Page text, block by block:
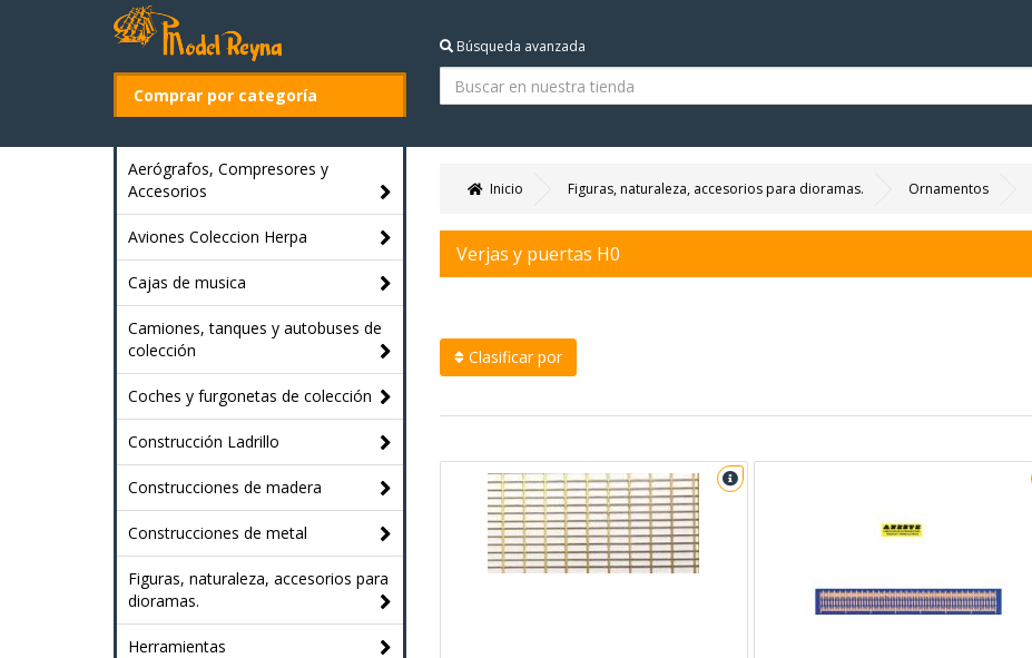
Comprar por categoría
Búsqueda avanzada
Aerógrafos, Compresores y
Accesorios
Aviones Coleccion Herpa
Cajas de musica
Camiones, tanques y autobuses de
colección
Coches y furgonetas de colección
Construcción Ladrillo
Construcciones de madera
Construcciones de metal
Figuras, naturaleza, accesorios para
dioramas.
Herramientas
Inicio Figuras, naturaleza, accesorios para dioramas. Ornamentos
Verjas y puertas H0
Clasificar por